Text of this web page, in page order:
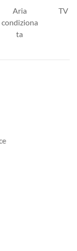
Aria
condiziona
ta
TV